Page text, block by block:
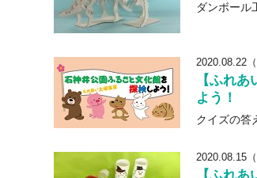
ダンボール
2020.08.22（
【ふれ
よう！
クイズの答
2020.08.15（